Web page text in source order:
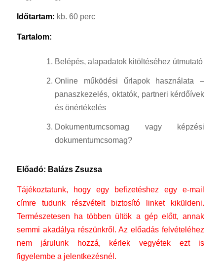
Időtartam: kb. 60 perc
Tartalom:
Belépés, alapadatok kitöltéséhez útmutató
Online működési űrlapok használata –
panaszkezelés, oktatók, partneri kérdőívek
és önértékelés
Dokumentumcsomag vagy képzési
dokumentumcsomag?
Előadó: Balázs Zsuzsa
Tájékoztatunk, hogy egy befizetéshez egy e-mail
címre tudunk részvételt biztosító linket kiküldeni.
Természetesen ha többen ültök a gép előtt, annak
semmi akadálya részünkről.Az előadás felvételéhez
nem járulunk hozzá, kérlek vegyétek ezt is
figyelembe a jelentkezésnél.